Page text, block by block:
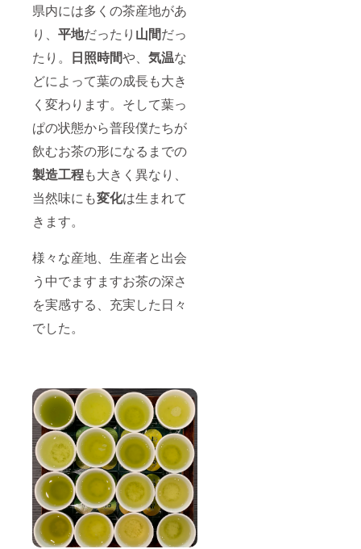
県内には多くの茶産地があ
り、 平地だったり 山間だっ
たり。 日照時間や、 気温な
どによって葉の成長も大き
く変わります。そして葉っ
ぱの状態から普段僕たちが
飲むお茶の形になるまでの
製造工程も大きく異なり、
当然味にも変化は生まれて
きます。
様々な産地、生産者と出会
う中でますますお茶の深さ
を実感する、充実した日々
でした。